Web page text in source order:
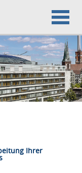
Ihrer